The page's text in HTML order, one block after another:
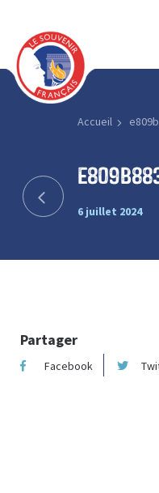
Accueil
6 juillet 2024
Partager
Facebook